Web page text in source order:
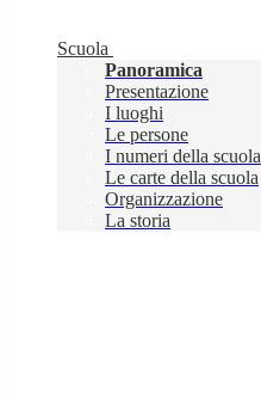
Scuola
Panoramica
Presentazione
I luoghi
Le persone
I numeri della scuola
Le carte della scuola
Organizzazione
La storia